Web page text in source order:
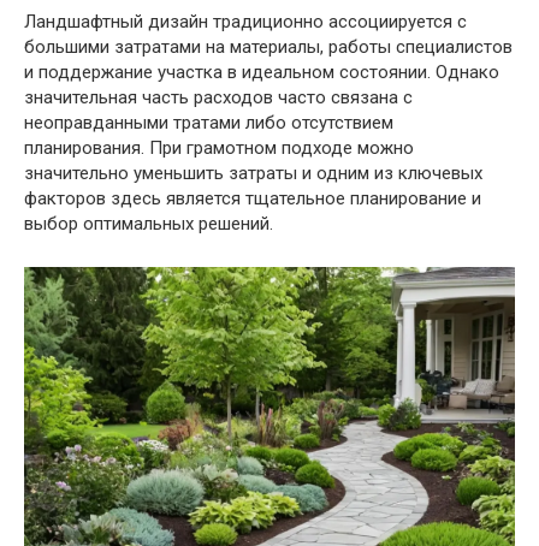
Ландшафтный дизайн традиционно ассоциируется с
большими затратами на материалы, работы специалистов
и поддержание участка в идеальном состоянии. Однако
значительная часть расходов часто связана с
неоправданными тратами либо отсутствием
планирования. При грамотном подходе можно
значительно уменьшить затраты и одним из ключевых
факторов здесь является тщательное планирование и
выбор оптимальных решений.